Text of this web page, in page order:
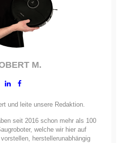
M.
und leite unsere Redaktion.
seit 2016 schon mehr als 100
welche wir hier auf
herstellerunabhängig